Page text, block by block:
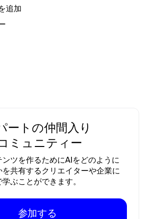
追加
ートの仲間入り
ミュニティー
ンツを作るためにAIをどのように
共有するクリエイターや企業に
ぶことができます。
参加する